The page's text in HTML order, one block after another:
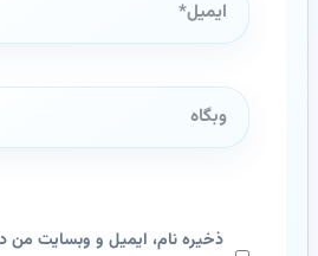
وبگاه
ذخیره نام، ایمیل و وبسایت من